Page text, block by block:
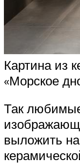
Картина из
«Морское
Так
выложить